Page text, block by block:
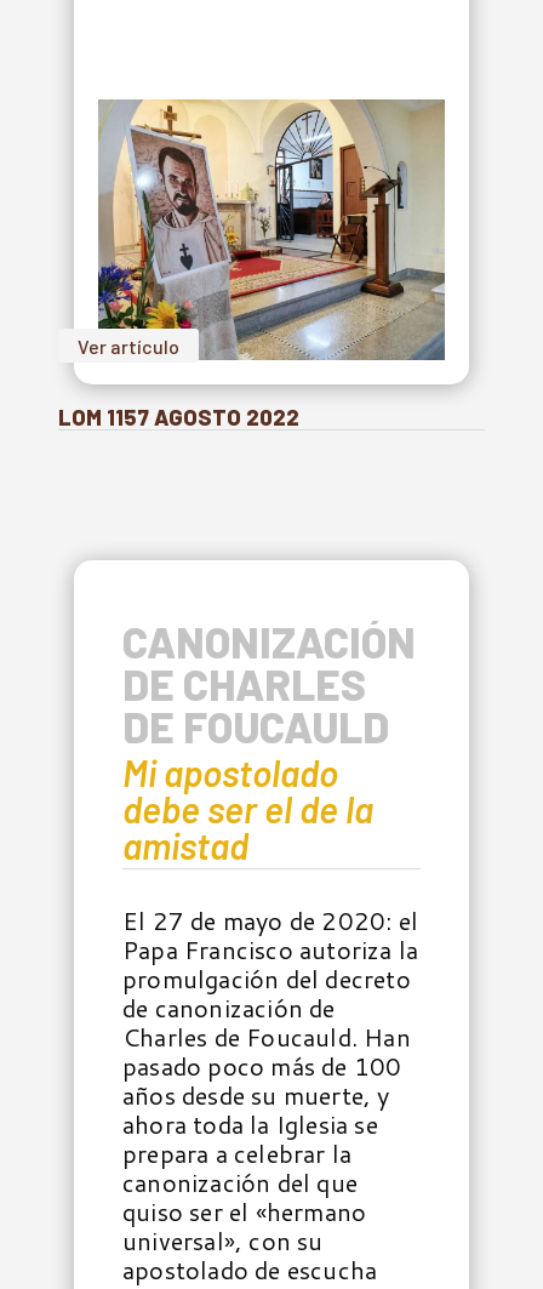
Ver artículo
LOM 1157 AGOSTO 2022
CANONIZACIÓN
DE CHARLES
DE FOUCAULD
Mi apostolado
debe ser el de la
amistad
El 27 de mayo de 2020: el
Papa Francisco autoriza la
promulgación del decreto
de canonización de
Charles de Foucauld. Han
pasado poco más de 100
años desde su muerte, y
ahora toda la Iglesia se
prepara a celebrar la
canonización del que
quiso ser el «hermano
universal», con su
apostolado de escucha